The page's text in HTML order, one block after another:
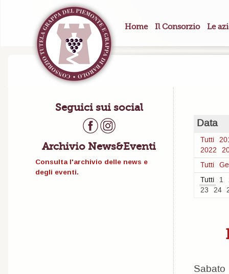
Home Il Consorzio Le
Seguici sui social
Archivio News&Eventi
Consulta l'archivio delle news e
degli eventi.
Data
Tutti
2022
Tutti
Tutti
1
23
24